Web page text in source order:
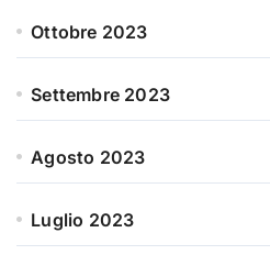
Ottobre 2023
Settembre 2023
Agosto 2023
Luglio 2023